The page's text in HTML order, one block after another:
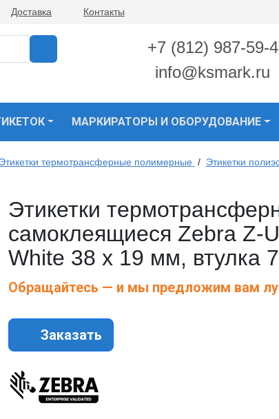
Доставка Контакты
+7 (812) 987-59-
info@ksmark.ru
МАРКИРАТОРЫ И ОБОРУДОВАНИЕ
Этикетки термотрансферные полимерные / Этикетки
Этикетки
самоклеящиеся Zebra Z-
White 38 x 19 мм, втулка
Обращайтесь — и мы предложим вам
Заказать